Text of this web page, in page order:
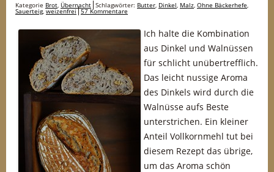
Kategorie Brot, Übernacht Schlagwörter: Butter, Dinkel, Malz, Ohne Bäckerhefe,
Sauerteig,weizenfrei 57 Kommentare
Ich halte die Kombination
aus Dinkel und Walnüssen
für schlicht unübertrefflich.
Das leicht nussige Aroma
des Dinkels wird durch die
Walnüsse aufs Beste
unterstrichen. Ein kleiner
Anteil Vollkornmehl tut bei
diesem Rezept das übrige,
um das Aroma schön